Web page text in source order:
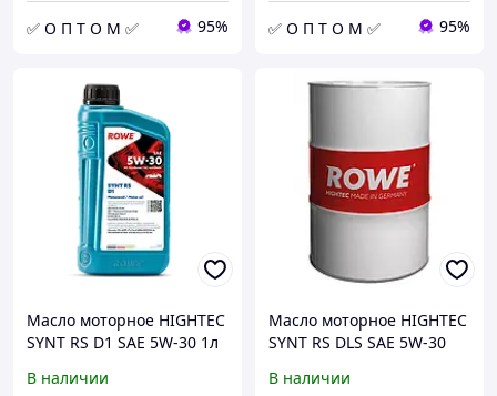
✅ О П Т О М ✅ 95% ✅ О П Т О М ✅ 95%
Масло моторное HIGHTEC
SYNT RS D1 SAE 5W-30 1л
В наличии
Масло моторное HIGHTEC
SYNT RS DLS SAE 5W-30
В наличии